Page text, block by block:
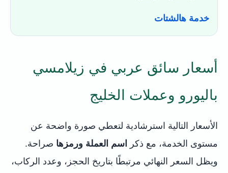
خدمة هالشتات
أسعار سائق عربي في زيلامسي
باليورو وعملات الخليج
الأسعار التالية استرشادية لتعطي صورة واضحة عن
مستوى الخدمة، مع ذكر
اسم العملة ورمزها صراحة.
ويظل السعر النهائي مرتبطًا بتاريخ الحجز، وعدد الركاب،